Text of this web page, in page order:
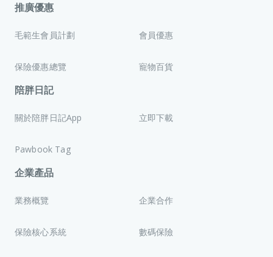
推廣優惠
毛範生會員計劃 會員優惠
保險優惠總覽 寵物百貨
陪胖日記
關於陪胖日記App 立即下載
Pawbook Tag
企業產品
業務概覽 企業合作
保險核心系統 數碼保險